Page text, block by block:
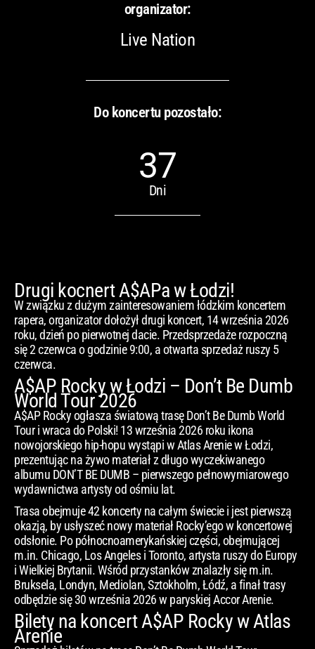
organizator:
Live Nation
Do koncertu pozostało:
37
Dni
Drugi kocnert A$APa w Łodzi!
W związku z dużym zainteresowaniem łódzkim koncertem
rapera, organizator dołożył drugi koncert, 14 września 2026
roku, dzień po pierwotnej dacie. Przedsprzedaże rozpoczną
się 2 czerwca o godzinie 9:00, a otwarta sprzedaż ruszy 5
czerwca.
A$AP Rocky w Łodzi – Don’t Be Dumb
World Tour 2026
A$AP Rocky ogłasza światową trasę Don’t Be Dumb World
Tour i wraca do Polski! 13 września 2026 roku ikona
nowojorskiego hip-hopu wystąpi w Atlas Arenie w Łodzi,
prezentując na żywo materiał z długo wyczekiwanego
albumu DON’T BE DUMB – pierwszego pełnowymiarowego
wydawnictwa artysty od ośmiu lat.
Trasa obejmuje 42 koncerty na całym świecie i jest pierwszą
okazją, by usłyszeć nowy materiał Rocky’ego w koncertowej
odsłonie. Po północnoamerykańskiej części, obejmującej
m.in. Chicago, Los Angeles i Toronto, artysta ruszy do Europy
i Wielkiej Brytanii. Wśród przystanków znalazły się m.in.
Bruksela, Londyn, Mediolan, Sztokholm, Łódź, a finał trasy
odbędzie się 30 września 2026 w paryskiej Accor Arenie.
Bilety na koncert A$AP Rocky w Atlas
Arenie